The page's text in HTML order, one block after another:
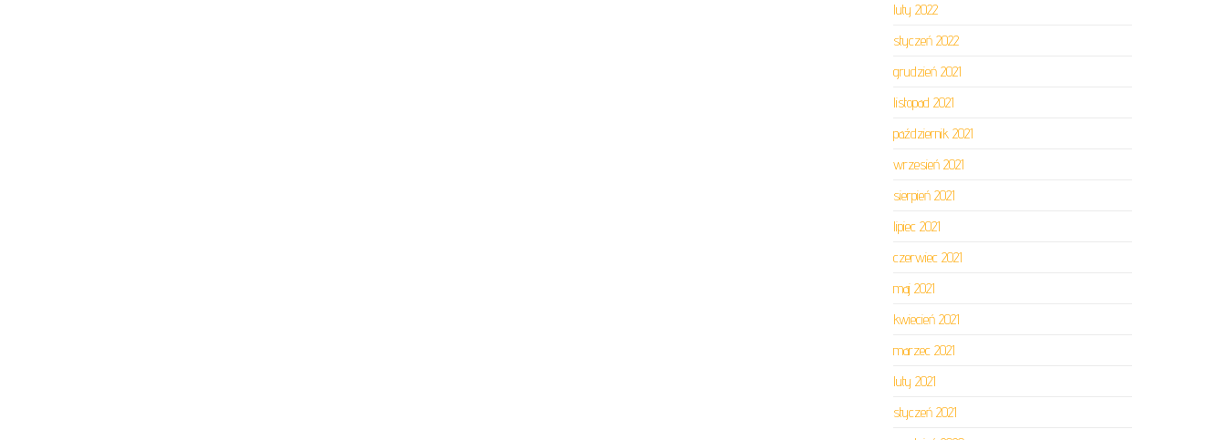
luty 2022
styczeń 2022
grudzień 2021
listopad 2021
październik 2021
wrzesień 2021
sierpień 2021
lipiec 2021
czerwiec 2021
maj 2021
kwiecień 2021
marzec 2021
luty 2021
styczeń 2021